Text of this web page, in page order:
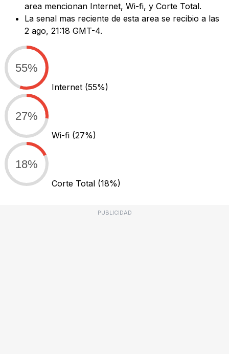
area mencionan Internet, Wi-fi, y Corte Total.
La senal mas reciente de esta area se recibio a las
2 ago, 21:18 GMT-4.
55%
Internet (55%)
27%
Wi-fi (27%)
18%
Corte Total (18%)
PUBLICIDAD